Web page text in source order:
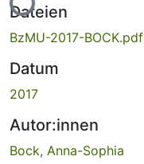
Dateien
BzMU-2017-BOCK.pdf
Datum
2017
Autor:innen
Bock, Anna-Sophia